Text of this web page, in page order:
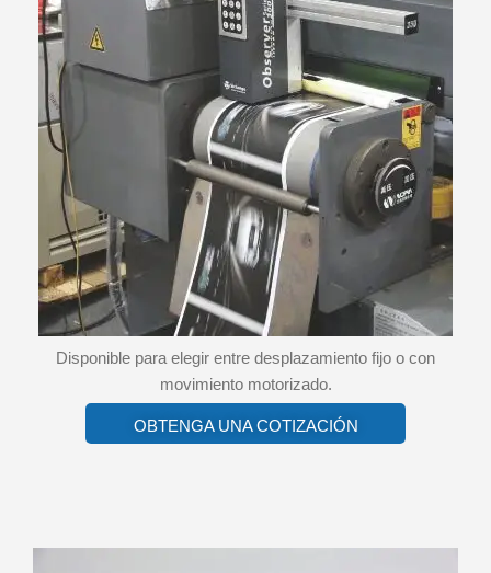
Disponible para elegir entre desplazamiento fijo o con
movimiento motorizado.
OBTENGA UNA COTIZACIÓN